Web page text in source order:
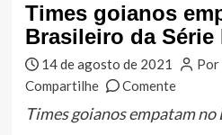
Times goianos
Brasileiro da Série
14 de agosto de 2021
Por
Compartilhe
Comente
Times goianos empatam